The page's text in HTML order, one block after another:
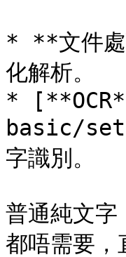
* **文件
化解析。
*
basic/
字識別。
普通純文
都唔需要，